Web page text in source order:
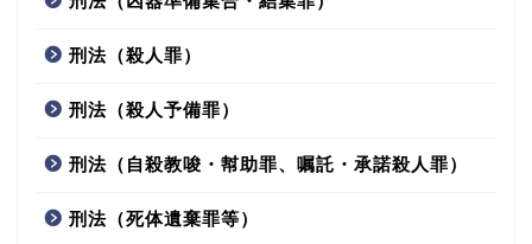
刑法（殺人罪）
刑法（殺人予備罪）
刑法（自殺教唆・幇助罪、嘱託・承諾殺人罪）
刑法（死体遺棄罪等）